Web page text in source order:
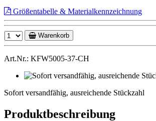
Größentabelle & Materialkennzeichnung
Warenkorb
Art.Nr.: KFW5005-37-CH
Sofort versandfähig, ausreichende Stückzahl
Produktbeschreibung